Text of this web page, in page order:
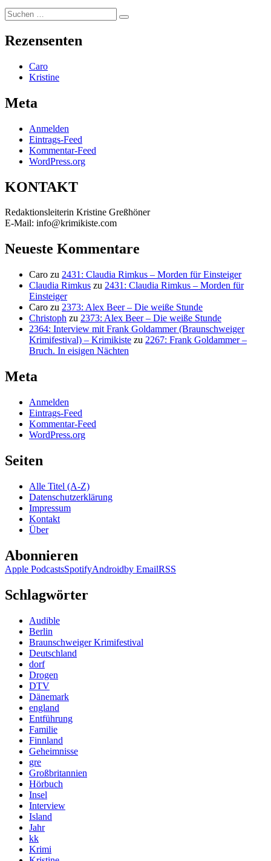
Suchen
nach:
Suchen
Rezensenten
Caro
Kristine
Meta
Anmelden
Eintrags-Feed
Kommentar-Feed
WordPress.org
KONTAKT
Redaktionsleiterin Kristine Greßhöner
E-Mail: info@krimikiste.com
Neueste Kommentare
Caro zu 2431: Claudia Rimkus – Morden für Einsteiger
Claudia Rimkus zu 2431: Claudia Rimkus – Morden für
Einsteiger
Caro zu 2373: Alex Beer – Die weiße Stunde
Christoph zu 2373: Alex Beer – Die weiße Stunde
2364: Interview mit Frank Goldammer (Braunschweiger
Krimifestival) – Krimikiste zu 2267: Frank Goldammer –
Bruch. In eisigen Nächten
Meta
Anmelden
Eintrags-Feed
Kommentar-Feed
WordPress.org
Seiten
Alle Titel (A-Z)
Datenschutzerklärung
Impressum
Kontakt
Über
Abonnieren
Apple PodcastsSpotifyAndroidby EmailRSS
Schlagwörter
Audible
Berlin
Braunschweiger Krimifestival
Deutschland
dorf
Drogen
DTV
Dänemark
england
Entführung
Familie
Finnland
Geheimnisse
gre
Großbritannien
Hörbuch
Insel
Interview
Island
Jahr
kk
Krimi